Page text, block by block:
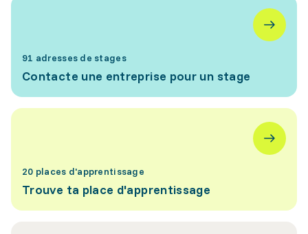
91 adresses de stages
Contacte une entreprise pour un stage
20 places d'apprentissage
Trouve ta place d'apprentissage